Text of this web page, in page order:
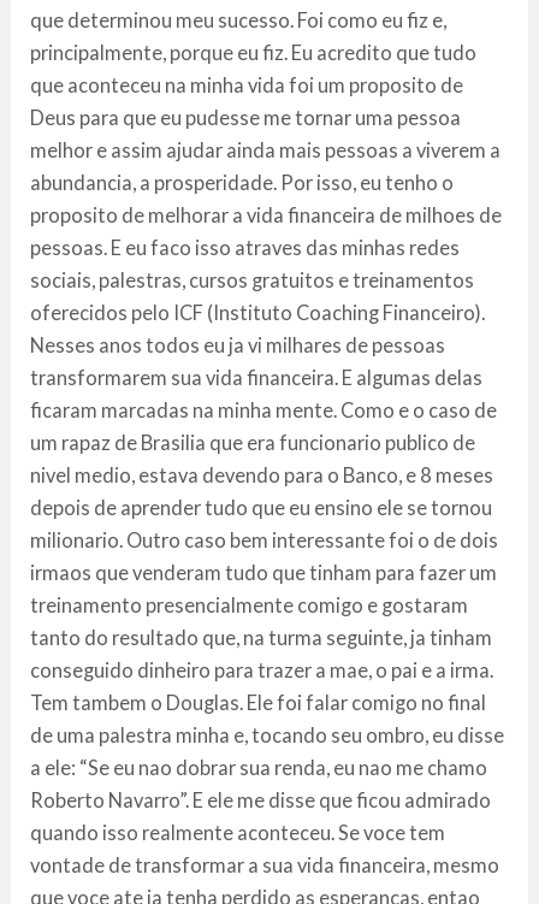
que determinou meu sucesso. Foi como eu fiz e,
principalmente, porque eu fiz. Eu acredito que tudo
que aconteceu na minha vida foi um proposito de
Deus para que eu pudesse me tornar uma pessoa
melhor e assim ajudar ainda mais pessoas a viverem a
abundancia, a prosperidade. Por isso, eu tenho o
proposito de melhorar a vida financeira de milhoes de
pessoas. E eu faco isso atraves das minhas redes
sociais, palestras, cursos gratuitos e treinamentos
oferecidos pelo ICF (Instituto Coaching Financeiro).
Nesses anos todos eu ja vi milhares de pessoas
transformarem sua vida financeira. E algumas delas
ficaram marcadas na minha mente. Como e o caso de
um rapaz de Brasilia que era funcionario publico de
nivel medio, estava devendo para o Banco, e 8 meses
depois de aprender tudo que eu ensino ele se tornou
milionario. Outro caso bem interessante foi o de dois
irmaos que venderam tudo que tinham para fazer um
treinamento presencialmente comigo e gostaram
tanto do resultado que, na turma seguinte, ja tinham
conseguido dinheiro para trazer a mae, o pai e a irma.
Tem tambem o Douglas. Ele foi falar comigo no final
de uma palestra minha e, tocando seu ombro, eu disse
a ele: “Se eu nao dobrar sua renda, eu nao me chamo
Roberto Navarro”. E ele me disse que ficou admirado
quando isso realmente aconteceu. Se voce tem
vontade de transformar a sua vida financeira, mesmo
que voce ate ja tenha perdido as esperancas, entao